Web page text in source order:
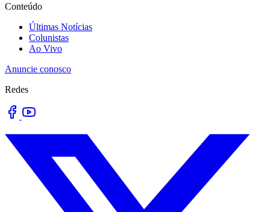
Conteúdo
Últimas Notícias
Colunistas
Ao Vivo
Anuncie conosco
Redes